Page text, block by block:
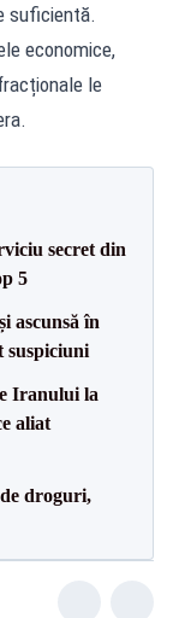
suficientă.
economice,
le
secret din
5
ascunsă în
suspiciuni
Iranului la
aliat
droguri,